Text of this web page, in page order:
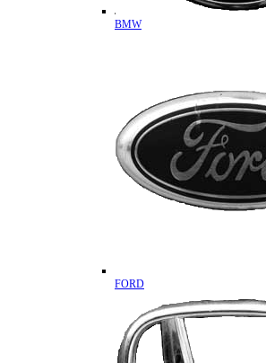
BMW
FORD